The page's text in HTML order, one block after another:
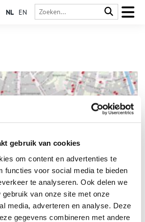
gebruik van cookies
om content en advertenties te
functies voor social media te bieden
te analyseren. Ook delen we
gebruik van onze site met onze
media, adverteren en analyse. Deze
gegevens combineren met andere
NL EN
centrum van Haarlem loopt, wordt je
door een bijzonder gebouw, een
gevelsteen. Op dat moment wil je
Dat lijkt niet gemakkelijk, maar de
Haerlem heeft al enkele jaren een
site waar je historische objecten kunt